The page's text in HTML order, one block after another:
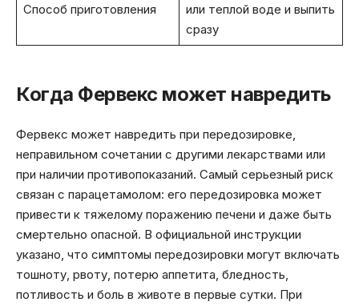
Способ приготовления
или теплой воде и выпить
сразу
Когда Фервекс может навредить
Фервекс может навредить при передозировке,
неправильном сочетании с другими лекарствами или
при наличии противопоказаний. Самый серьезный риск
связан с парацетамолом: его передозировка может
привести к тяжелому поражению печени и даже быть
смертельно опасной. В официальной инструкции
указано, что симптомы передозировки могут включать
тошноту, рвоту, потерю аппетита, бледность,
потливость и боль в животе в первые сутки. При